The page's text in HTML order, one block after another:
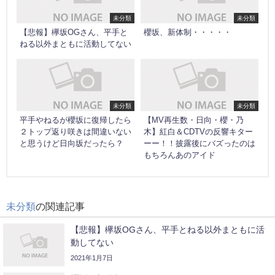
未分類
【悲報】欅坂OGさん、平手と
ねる以外まともに活動してない
未分類
櫻坂、新体制・・・・・
未分類
平手やねるが櫻坂に復帰したら
２トップ返り咲きは間違いない
と思うけど日向坂だったら？
未分類
【MV再生数・日向・櫻・乃
木】紅白＆CDTVの反響キター
ーー！！披露後にバズったのは
もちろんあのアイド
未分類の関連記事
【悲報】欅坂OGさん、平手とねる以外まともに活
動してない
2021年1月7日